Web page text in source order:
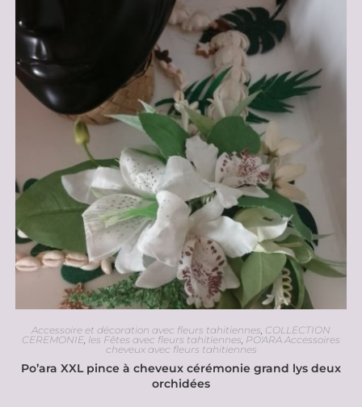
Accessoire et décoration avec fleurs tahitiennes COLLECTION
CEREMONIE les Fêtes avec fleurs tahitiennes PO'ARA Accessoires
cheveux avec fleurs tahitiennes
Po’ara XXL pince à cheveux cérémonie grand lys deux
orchidées